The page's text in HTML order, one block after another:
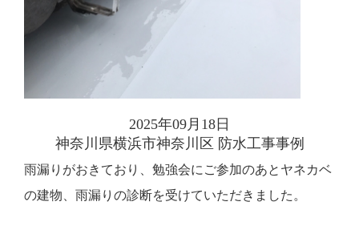
2025年09月18日
神奈川県横浜市神奈川区 防水工事事例
雨漏りがおきており、勉強会にご参加のあとヤネカベ
の建物、雨漏りの診断を受けていただきました。